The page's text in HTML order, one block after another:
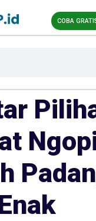
COBA